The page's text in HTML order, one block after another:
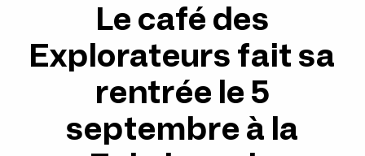
Le café des
Explorateurs fait sa
rentrée le 5
septembre à la